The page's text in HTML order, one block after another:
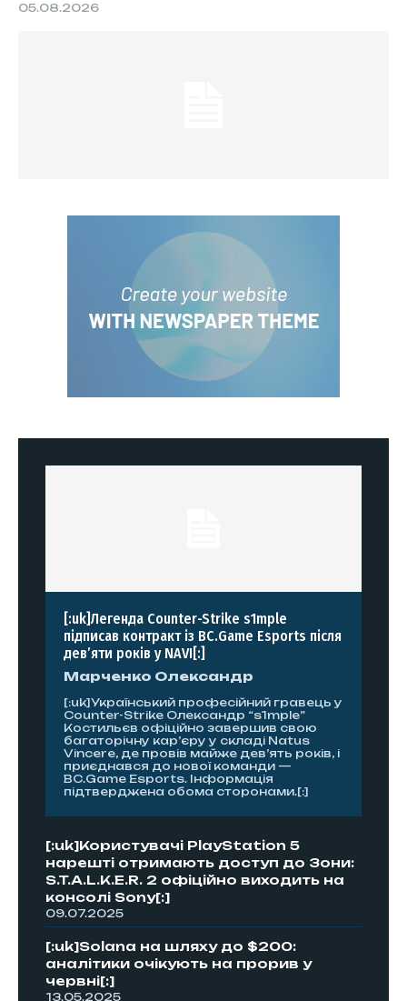
05.08.2026
[:uk]Легенда Counter-Strike s1mple
підписав контракт із BC.Game Esports після
дев’яти років у NAVI[:]
Марченко Олександр
[:uk]Український професійний гравець у
Counter-Strike Олександр “s1mple”
Костильєв офіційно завершив свою
багаторічну кар’єру у складі Natus
Vincere, де провів майже дев’ять років, і
приєднався до нової команди —
BC.Game Esports. Інформація
підтверджена обома сторонами.[:]
[:uk]Користувачі PlayStation 5
нарешті отримають доступ до Зони:
S.T.A.L.K.E.R. 2 офіційно виходить на
консолі Sony[:]
09.07.2025
[:uk]Solana на шляху до $200:
аналітики очікують на прорив у
червні[:]
13.05.2025